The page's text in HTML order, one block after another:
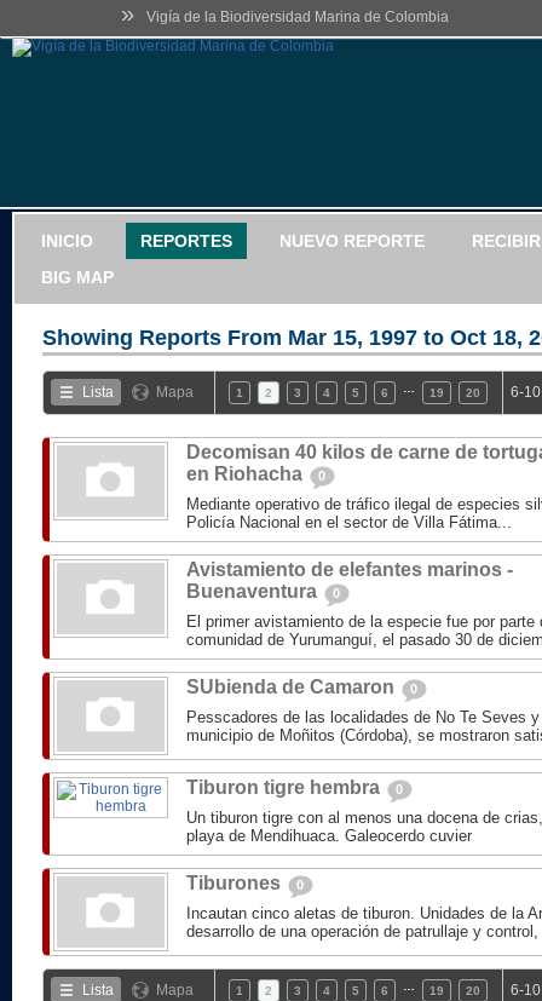
» Vigía de la Biodiversidad Marina de Colombia
INICIO REPORTES NUEVO REPORTE
BIG MAP
Showing Reports From Mar 15, 1997 to Oct 18,
Lista Mapa 1 2 3 4 5 6 19 20 6-
Decomisan 40 kilos de carne de
en Riohacha
0
Mediante operativo de tráfico ilegal de especies
Policía Nacional en el sector de Villa Fátima...
Avistamiento de elefantes marinos -
Buenaventura
0
El primer avistamiento de la especie fue por
comunidad de Yurumanguí, el pasado 30 de
SUbienda de Camaron 0
Pesscadores de las localidades de No Te Seves
municipio de Moñitos (Córdoba), se mostraron
Tiburon tigre hembra 0
Un tiburon tigre con al menos una docena de
playa de Mendihuaca. Galeocerdo cuvier
Tiburones 0
Incautan cinco aletas de tiburon. Unidades de la
desarrollo de una operación de patrullaje y
Lista Mapa 1 2 3 4 5 6 19 20 6-